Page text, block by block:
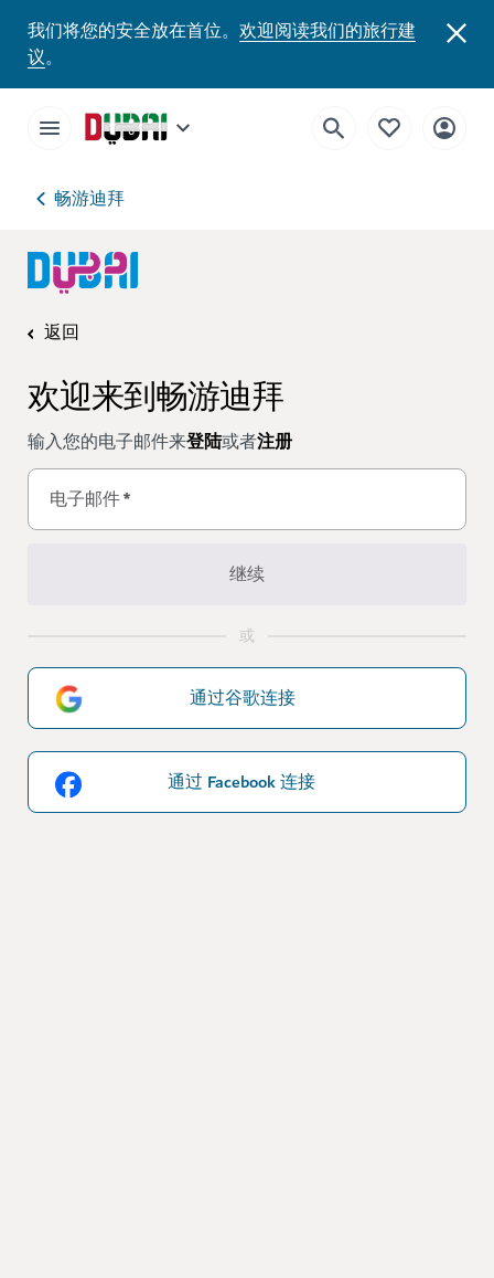
我们将您的安全放在首位。 欢迎阅读我们的旅行建
议。
畅游迪拜
返回
欢迎来到畅游迪拜
输入您的电子邮件来登陆或者注册
电子邮件*
继续
或
通过谷歌连接
通过 Facebook 连接